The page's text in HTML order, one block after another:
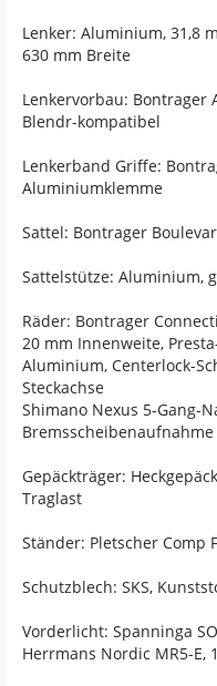
Lenker: Aluminium, 31,8
630 mm Breite
Lenkervorbau: Bontrager
Blendr-kompatibel
Lenkerband Griffe:
Aluminiumklemme
Sattel: Bontrager
Sattelstütze: Aluminium,
Räder: Bontrager
20 mm Innenweite,
Aluminium, Centerlock-
Steckachse
Shimano Nexus 5-Gang-
Gepäckträger:
Traglast
Ständer: Pletscher Comp
Schutzblech: SKS,
Vorderlicht: Spanninga
Herrmans Nordic MR5-E,